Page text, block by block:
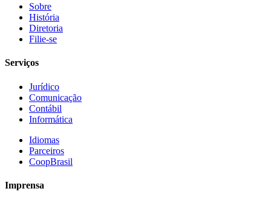
Sobre
História
Diretoria
Filie-se
Serviços
Jurídico
Comunicação
Contábil
Informática
Idiomas
Parceiros
CoopBrasil
Imprensa